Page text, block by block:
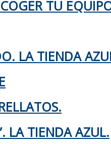
TU
LA TIENDA
LA TIENDA AZUL.